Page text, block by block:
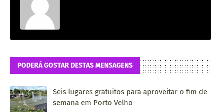
PODERÁ GOSTAR DESTAS MENSAGENS
Seis lugares gratuitos para aproveitar o fim de
semana em Porto Velho